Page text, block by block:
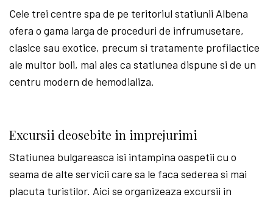
Cele trei centre spa de pe teritoriul statiunii Albena
ofera o gama larga de proceduri de infrumusetare,
clasice sau exotice, precum si tratamente profilactice
ale multor boli, mai ales ca statiunea dispune si de un
centru modern de hemodializa.
Excursii deosebite in imprejurimi
Statiunea bulgareasca isi intampina oaspetii cu o
seama de alte servicii care sa le faca sederea si mai
placuta turistilor. Aici se organizeaza excursii in